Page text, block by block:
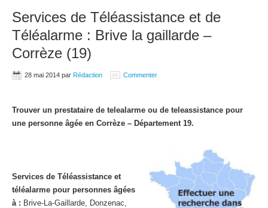
Services de Téléassistance et de
Téléalarme : Brive la gaillarde –
Corrèze (19)
28 mai 2014 par Rédaction Commenter
Trouver un prestataire de telealarme ou de teleassistance pour
une personne âgée en Corrèze – Département 19.
Services de Téléassistance et
téléalarme pour personnes âgées
à : Brive-La-Gaillarde, Donzenac,